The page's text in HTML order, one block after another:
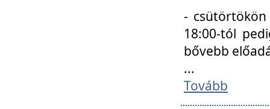
- csütörtökön
18:00-tól
bővebb
...
Tovább